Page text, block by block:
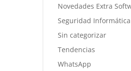
Novedades Extra
Seguridad Informática
Sin categorizar
Tendencias
WhatsApp